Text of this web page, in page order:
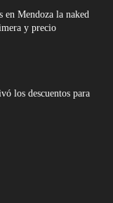
en Mendoza la naked
y precio
los descuentos para